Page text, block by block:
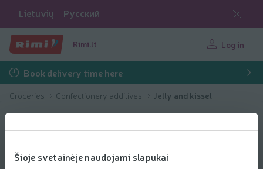
Šioje svetainėje naudojami slapukai
Lietuvių Русский
Rimi.lt Log in
Book delivery time here
Groceries Confectionery additives Jelly and kissel